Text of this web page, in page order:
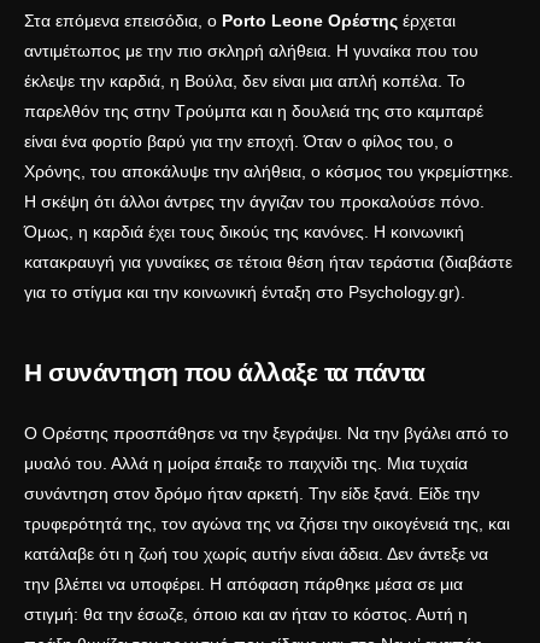
Στα επόμενα επεισόδια, ο Porto Leone Ορέστης έρχεται
αντιμέτωπος με την πιο σκληρή αλήθεια. Η γυναίκα που του
έκλεψε την καρδιά, η Βούλα, δεν είναι μια απλή κοπέλα. Το
παρελθόν της στην Τρούμπα και η δουλειά της στο καμπαρέ
είναι ένα φορτίο βαρύ για την εποχή. Όταν ο φίλος του, ο
Χρόνης, του αποκάλυψε την αλήθεια, ο κόσμος του γκρεμίστηκε.
Η σκέψη ότι άλλοι άντρες την άγγιζαν του προκαλούσε πόνο.
Όμως, η καρδιά έχει τους δικούς της κανόνες. Η κοινωνική
κατακραυγή για γυναίκες σε τέτοια θέση ήταν τεράστια (διαβάστε
για το στίγμα και την κοινωνική ένταξη στο Psychology.gr).
Η συνάντηση που άλλαξε τα πάντα
Ο Ορέστης προσπάθησε να την ξεγράψει. Να την βγάλει από το
μυαλό του. Αλλά η μοίρα έπαιξε το παιχνίδι της. Μια τυχαία
συνάντηση στον δρόμο ήταν αρκετή. Την είδε ξανά. Είδε την
τρυφερότητά της, τον αγώνα της να ζήσει την οικογένειά της, και
κατάλαβε ότι η ζωή του χωρίς αυτήν είναι άδεια. Δεν άντεξε να
την βλέπει να υποφέρει. Η απόφαση πάρθηκε μέσα σε μια
στιγμή: θα την έσωζε, όποιο και αν ήταν το κόστος. Αυτή η